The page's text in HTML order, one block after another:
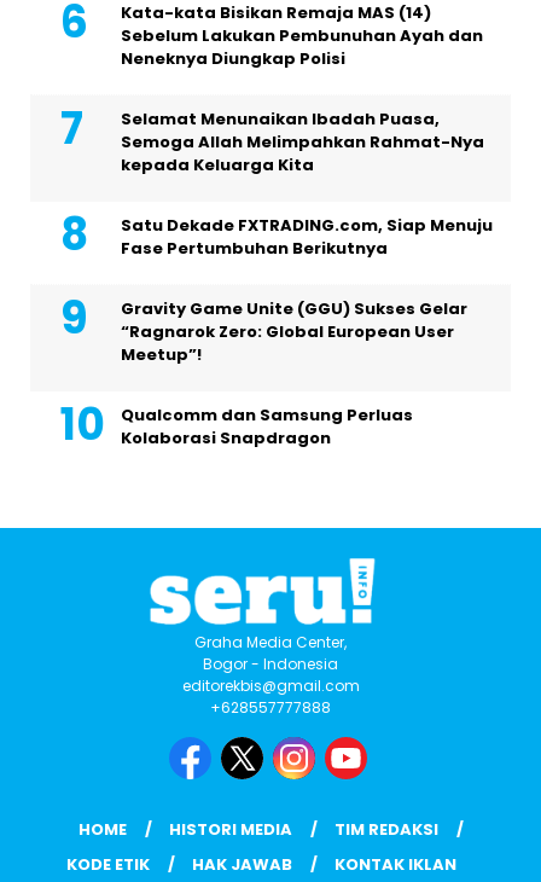
Kata-kata Bisikan Remaja MAS (14)
Sebelum Lakukan Pembunuhan Ayah dan
Neneknya Diungkap Polisi
Selamat Menunaikan Ibadah Puasa,
Semoga Allah Melimpahkan Rahmat-Nya
kepada Keluarga Kita
Satu Dekade FXTRADING.com, Siap Menuju
Fase Pertumbuhan Berikutnya
Gravity Game Unite (GGU) Sukses Gelar
“Ragnarok Zero: Global European User
Meetup”!
Qualcomm dan Samsung Perluas
Kolaborasi Snapdragon
Graha Media Center,
Bogor - Indonesia
editorekbis@gmail.com
+628557777888
HOME HISTORI MEDIA
TIM REDAKSI
KODE ETIK
HAK JAWAB KONTAK IKLAN